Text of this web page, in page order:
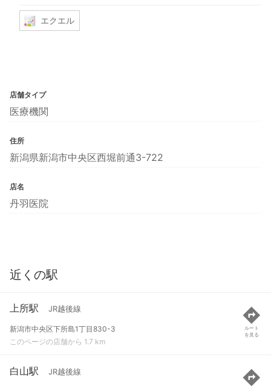
エクエル
店舗タイプ
医療機関
住所
新潟県新潟市中央区西堀前通3-722
店名
丹羽医院
近くの駅
上所駅 JR越後線
新潟市中央区下所島1丁目830-3
このページの店舗から 1.7 km
ルート
を見る
白山駅 JR越後線